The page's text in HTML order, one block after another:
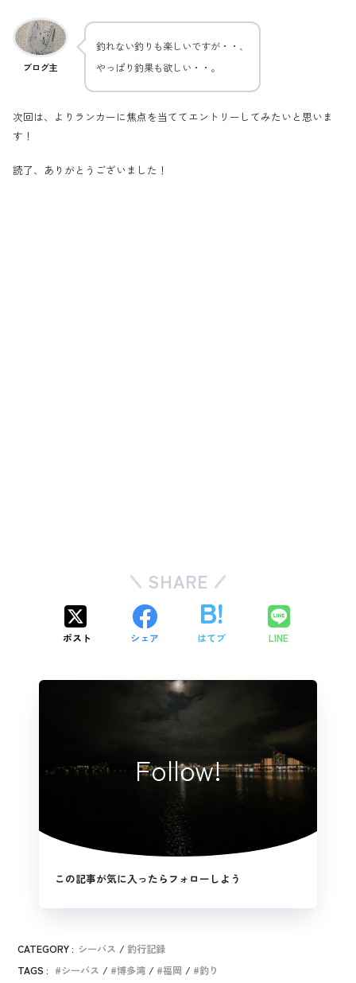
ブログ主
釣れない釣りも楽しいですが・・、
やっぱり釣果も欲しい・・。
次回は、よりランカーに焦点を当ててエントリーしてみたいと思いま
す！
読了、ありがとうございました！
SHARE
ポスト シェア はてブ LINE
Follow!
この記事が気に入ったらフォローしよう
CATEGORY : シーバス
釣行記録
TAGS :
シーバス 博多湾 福岡 釣り